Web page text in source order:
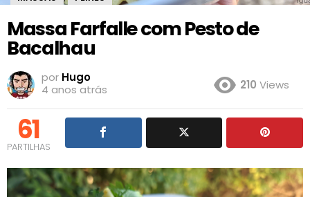
Massa Farfalle com Pesto de
Bacalhau
por Hugo
4 anos atrás
210 Views
61
PARTILHAS